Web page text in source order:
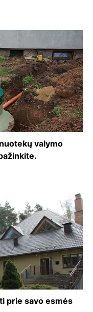
valymo
prie savo esmės